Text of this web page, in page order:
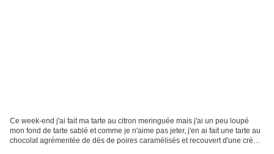
Ce week-end j'ai fait ma tarte au citron meringuée mais j'ai un peu loupé
mon fond de tarte sablé et comme je n'aime pas jeter, j'en ai fait une tarte au
chocolat agrémentée de dés de poires caramélisés et recouvert d'une crème